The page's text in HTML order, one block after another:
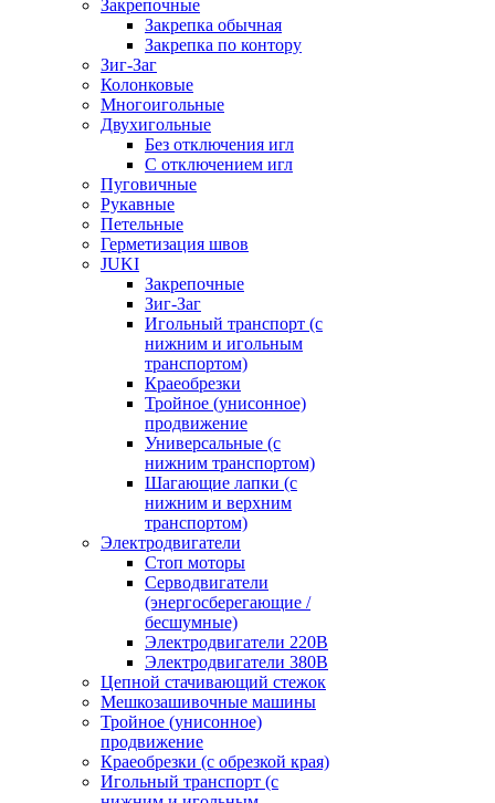
Закрепочные
Закрепка обычная
Закрепка по контору
Зиг-Заг
Колонковые
Многоигольные
Двухигольные
Без отключения игл
С отключением игл
Пуговичные
Рукавные
Петельные
Герметизация швов
JUKI
Закрепочные
Зиг-Заг
Игольный транспорт (с
нижним и игольным
транспортом)
Краеобрезки
Тройное (унисонное)
продвижение
Универсальные (с
нижним транспортом)
Шагающие лапки (с
нижним и верхним
транспортом)
Электродвигатели
Стоп моторы
Серводвигатели
(энергосберегающие /
бесшумные)
Электродвигатели 220В
Электродвигатели 380В
Цепной стачивающий стежок
Мешкозашивочные машины
Тройное (унисонное)
продвижение
Краеобрезки (с обрезкой края)
Игольный транспорт (с